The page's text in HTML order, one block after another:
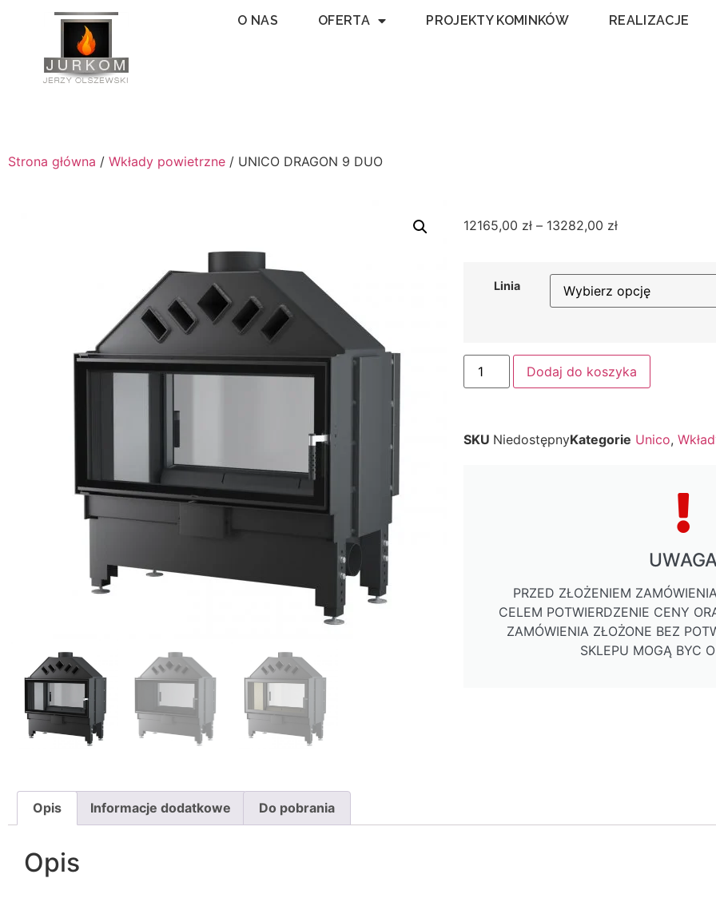
O NAS OFERTA PROJEKTY KOMINKÓW REALIZACJE
Strona główna / Wkłady powietrzne / UNICO DRAGON 9 DUO
12165,00 zł – 13282,00 zł
Linia
Dodaj do koszyka
SKU NiedostępnyKategorie Unico,
PRZED ZŁOŻENIEM
CELEM POTWIERDZENIE CENY
ZAMÓWIENIA ZŁOŻONE BEZ
SKLEPU MOGĄ BYC
Opis Informacje dodatkowe Do pobrania
Opis